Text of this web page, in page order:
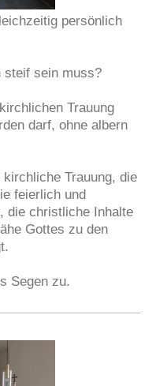
persönlich
steif sein muss?
Trauung
darf, ohne albern
Trauung, die
feierlich und
die christliche Inhalte
Gottes zu den
Segen zu.